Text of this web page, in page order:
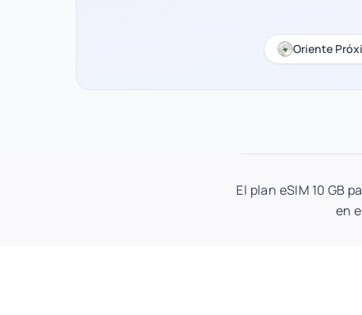
Oriente
El plan eSIM 10 GB
en